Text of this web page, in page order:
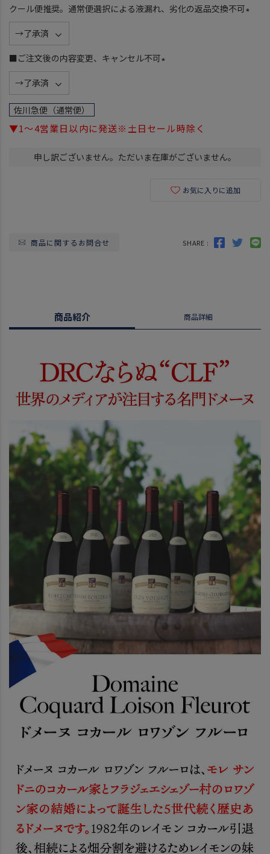
クール便推奨。通常便選択による液漏れ、劣化の返品交換不可
■ご注文後の内容変更、キャンセル不可
佐川急便（通常便）
▼1～4営業日以内に発送※土日セール時除く
申し訳ございません。ただいま在庫がございません。
お気に入りに追加
商品に関するお問合せ SHARE :
商品紹介 商品詳細